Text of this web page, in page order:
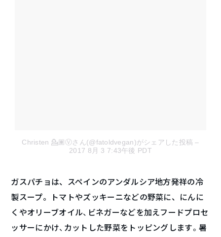
Christen 💁🏽Ⓥさん(@fatoldvegan)がシェアした投稿 –
2017 8月 3 7:43午後 PDT
ガスパチョは、 スペインのアンダルシア地方発祥の冷
製スープ。トマトやズッキーニなどの野菜に、 にんに
くやオリーブオイル、ビネガーなどを加えフードプロセ
ッサーにかけ、カットした野菜をトッピングします。暑